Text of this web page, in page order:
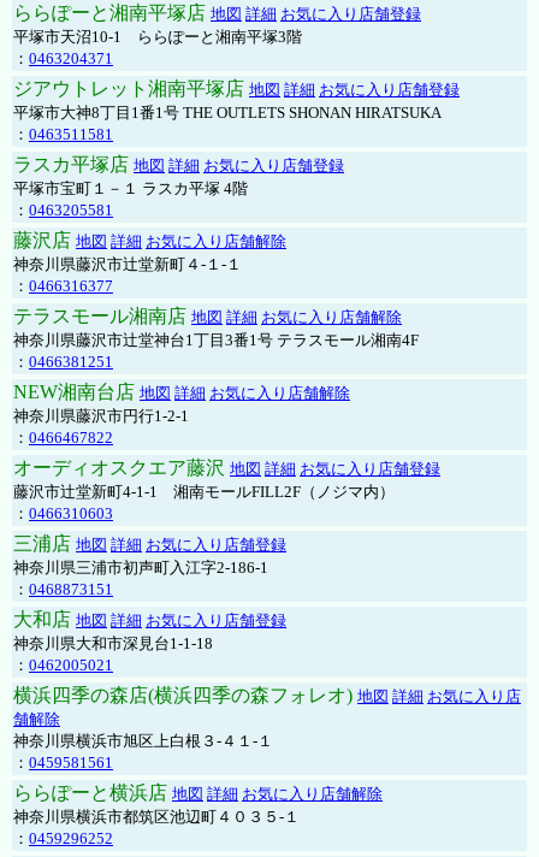
ららぽーと湘南平塚店 地図 詳細 お気に入り店舗登録
平塚市天沼10-1 ららぽーと湘南平塚3階
： 0463204371
ジアウトレット湘南平塚店 地図 詳細 お気に入り店舗登録
平塚市大神8丁目1番1号 THE OUTLETS SHONAN HIRATSUKA
： 0463511581
ラスカ平塚店 地図 詳細 お気に入り店舗登録
平塚市宝町１－１ ラスカ平塚 4階
： 0463205581
藤沢店 地図 詳細 お気に入り店舗解除
神奈川県藤沢市辻堂新町４-１-１
： 0466316377
テラスモール湘南店 地図 詳細 お気に入り店舗解除
神奈川県藤沢市辻堂神台1丁目3番1号 テラスモール湘南4F
： 0466381251
NEW湘南台店 地図 詳細 お気に入り店舗解除
神奈川県藤沢市円行1-2-1
： 0466467822
オーディオスクエア藤沢 地図 詳細 お気に入り店舗登録
藤沢市辻堂新町4-1-1 湘南モールFILL2F（ノジマ内）
： 0466310603
三浦店 地図 詳細 お気に入り店舗登録
神奈川県三浦市初声町入江字2-186-1
： 0468873151
大和店 地図 詳細 お気に入り店舗登録
神奈川県大和市深見台1-1-18
： 0462005021
横浜四季の森店(横浜四季の森フォレオ) 地図 詳細 お気に入り店
舗解除
神奈川県横浜市旭区上白根３-４１-１
： 0459581561
ららぽーと横浜店 地図 詳細 お気に入り店舗解除
神奈川県横浜市都筑区池辺町４０３５-１
： 0459296252